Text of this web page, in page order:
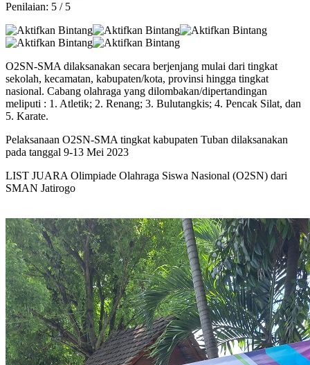
Penilaian: 5 / 5
O2SN-SMA dilaksanakan secara berjenjang mulai dari tingkat
sekolah, kecamatan, kabupaten/kota, provinsi hingga tingkat
nasional. Cabang olahraga yang dilombakan/dipertandingan
meliputi : 1. Atletik; 2. Renang; 3. Bulutangkis; 4. Pencak Silat, dan
5. Karate.
Pelaksanaan O2SN-SMA tingkat kabupaten Tuban dilaksanakan
pada tanggal 9-13 Mei 2023
LIST JUARA Olimpiade Olahraga Siswa Nasional (O2SN) dari
SMAN Jatirogo